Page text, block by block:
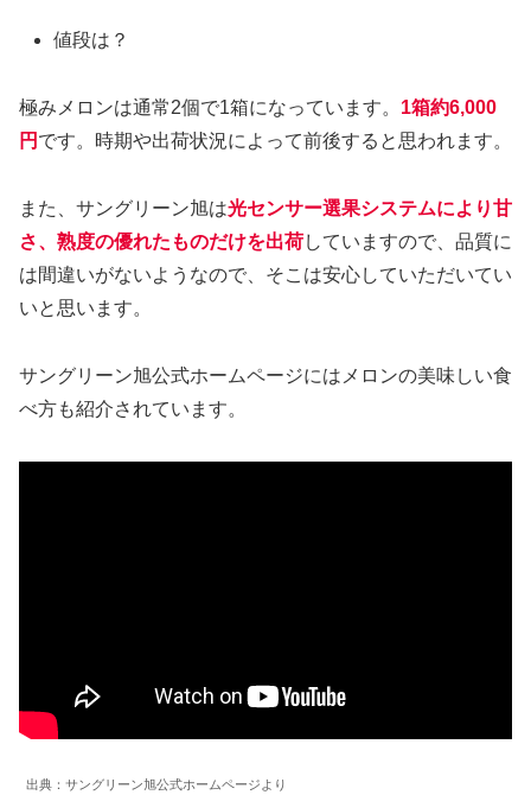
値段は？
極みメロンは通常2個で1箱になっています。 1箱約6,000
円 です。時期や出荷状況によって前後すると思われます。
また、サングリーン旭は光センサー選果システムにより甘
さ、熟度の優れたものだけを出荷していますので、品質に
は間違いがないようなので、そこは安心していただいてい
いと思います。
サングリーン旭公式ホームページにはメロンの美味しい食
べ方も紹介されています。
出典：サングリーン旭公式ホームページより